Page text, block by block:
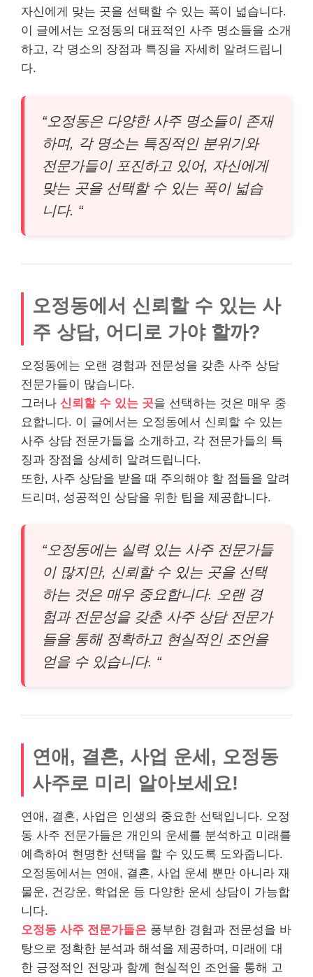
자신에게 맞는 곳을 선택할 수 있는 폭이 넓습니다.
이 글에서는 오정동의 대표적인 사주 명소들을 소개
하고, 각 명소의 장점과 특징을 자세히 알려드립니
다.
“오정동은 다양한 사주 명소들이 존재
하며, 각 명소는 특징적인 분위기와
전문가들이 포진하고 있어, 자신에게
맞는 곳을 선택할 수 있는 폭이 넓습
니다. “
오정동에서 신뢰할 수 있는 사
주 상담, 어디로 가야 할까?
오정동에는 오랜 경험과 전문성을 갖춘 사주 상담
전문가들이 많습니다.
그러나 신뢰할 수 있는 곳을 선택하는 것은 매우 중
요합니다. 이 글에서는 오정동에서 신뢰할 수 있는
사주 상담 전문가들을 소개하고, 각 전문가들의 특
징과 장점을 상세히 알려드립니다.
또한, 사주 상담을 받을 때 주의해야 할 점들을 알려
드리며, 성공적인 상담을 위한 팁을 제공합니다.
“오정동에는 실력 있는 사주 전문가들
이 많지만, 신뢰할 수 있는 곳을 선택
하는 것은 매우 중요합니다. 오랜 경
험과 전문성을 갖춘 사주 상담 전문가
들을 통해 정확하고 현실적인 조언을
얻을 수 있습니다. “
연애, 결혼, 사업 운세, 오정동
사주로 미리 알아보세요!
연애, 결혼, 사업은 인생의 중요한 선택입니다. 오정
동 사주 전문가들은 개인의 운세를 분석하고 미래를
예측하여 현명한 선택을 할 수 있도록 도와줍니다.
오정동에서는 연애, 결혼, 사업 운세 뿐만 아니라 재
물운, 건강운, 학업운 등 다양한 운세 상담이 가능합
니다.
오정동 사주 전문가들은 풍부한 경험과 전문성을 바
탕으로 정확한 분석과 해석을 제공하며, 미래에 대
한 긍정적인 전망과 함께 현실적인 조언을 통해 고